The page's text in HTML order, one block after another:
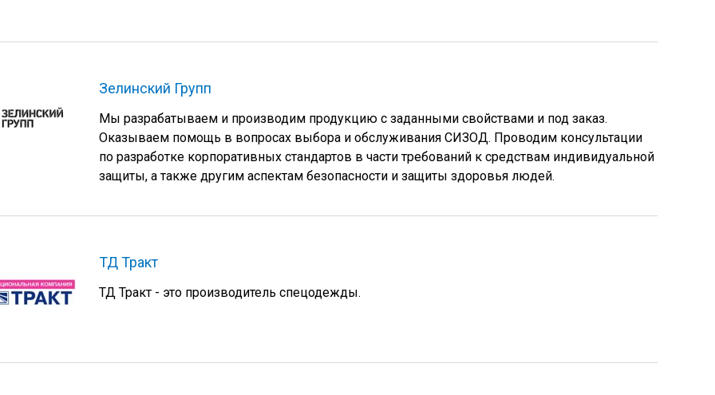
Зелинский Групп
Мы разрабатываем и производим продукцию с заданными свойствами и под заказ.
Оказываем помощь в вопросах выбора и обслуживания СИЗОД. Проводим консультации
по разработке корпоративных стандартов в части требований к средствам индивидуальной
защиты, а также другим аспектам безопасности и защиты здоровья людей.
ТД Тракт
ТД Тракт - это производитель спецодежды.